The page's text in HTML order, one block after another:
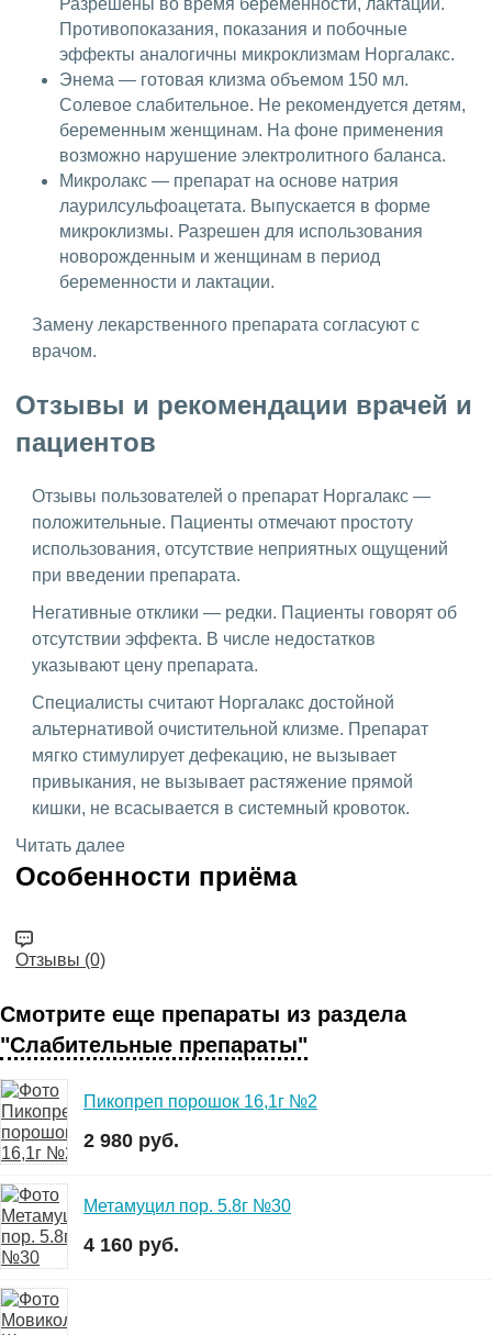
Противопоказания, показания и побочные
эффекты аналогичны микроклизмам Норгалакс.
Энема — готовая клизма объемом 150 мл.
Солевое слабительное. Не рекомендуется детям,
беременным женщинам. На фоне применения
возможно нарушение электролитного баланса.
Микролакс — препарат на основе натрия
лаурилсульфоацетата. Выпускается в форме
микроклизмы. Разрешен для использования
новорожденным и женщинам в период
беременности и лактации.
Замену лекарственного препарата согласуют с
врачом.
Отзывы и рекомендации врачей и
пациентов
Отзывы пользователей о препарат Норгалакс —
положительные. Пациенты отмечают простоту
использования, отсутствие неприятных ощущений
при введении препарата.
Негативные отклики — редки. Пациенты говорят об
отсутствии эффекта. В числе недостатков
указывают цену препарата.
Специалисты считают Норгалакс достойной
альтернативой очистительной клизме. Препарат
мягко стимулирует дефекацию, не вызывает
привыкания, не вызывает растяжение прямой
кишки, не всасывается в системный кровоток.
Читать далее
Особенности приёма
Отзывы (0)
Смотрите еще препараты из раздела
"Слабительные препараты"
Пикопреп порошок 16,1г №2
2 980 руб.
Метамуцил пор. 5.8г №30
4 160 руб.